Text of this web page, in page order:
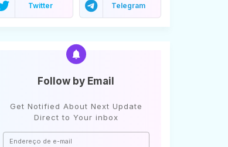
Twitter Telegram
Follow by Email
Get Notified About Next Update
Direct to Your inbox